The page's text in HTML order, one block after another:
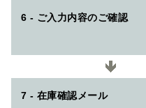
6 - ご入力内容のご確認
7 - 在庫確認メール